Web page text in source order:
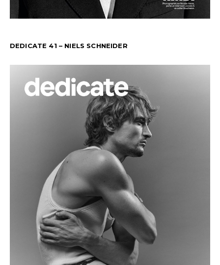
DEDICATE 41 – NIELS SCHNEIDER